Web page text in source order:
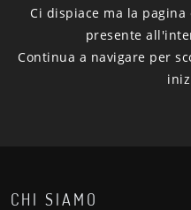
Ci dispiace ma la
presente
Continua a navigare per
CHI SIAMO